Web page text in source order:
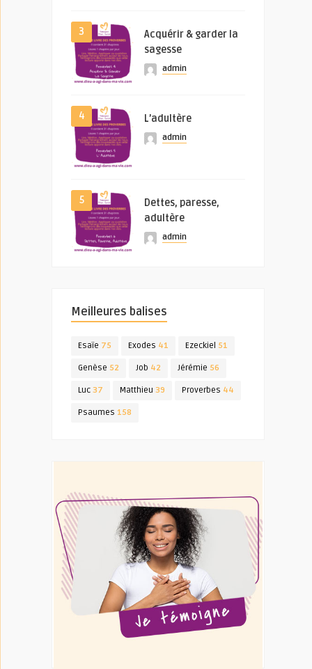
3
Acquérir & garder la
sagesse
admin
4 L’adultère
admin
5
Dettes, paresse,
adultère
admin
Meilleures balises
Esaïe 75 Exodes 41 Ezeckiel 51
Genèse 52 Job 42 Jérémie 56
Luc 37 Matthieu 39 Proverbes 44
Psaumes 158